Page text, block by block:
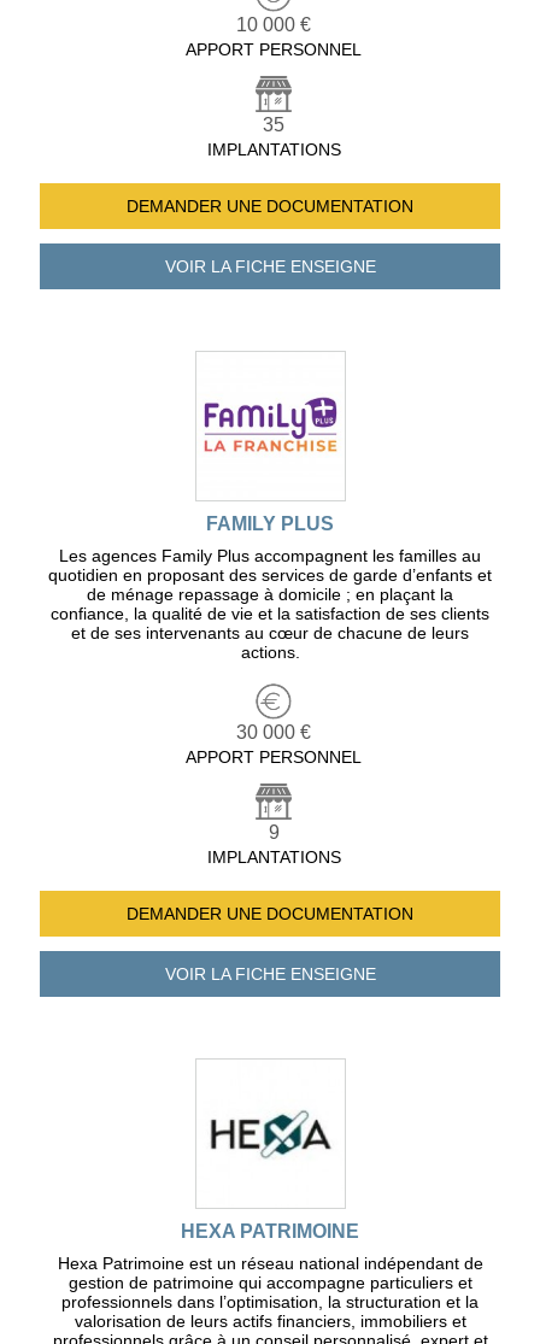
10 000 €
APPORT PERSONNEL
35
IMPLANTATIONS
DEMANDER UNE DOCUMENTATION
VOIR LA FICHEENSEIGNE
FAMILY PLUS
Les agences Family Plus accompagnent les familles au
quotidien en proposant des services de garde d’enfants et
de ménage repassage à domicile ; en plaçant la
confiance, la qualité de vie et la satisfaction de ses clients
et de ses intervenants au cœur de chacune de leurs
actions.
30 000 €
APPORT PERSONNEL
9
IMPLANTATIONS
DEMANDER UNE DOCUMENTATION
VOIR LA FICHEENSEIGNE
HEXA PATRIMOINE
Hexa Patrimoine est un réseau national indépendant de
gestion de patrimoine qui accompagne particuliers et
professionnels dans l’optimisation, la structuration et la
valorisation de leurs actifs financiers, immobiliers et